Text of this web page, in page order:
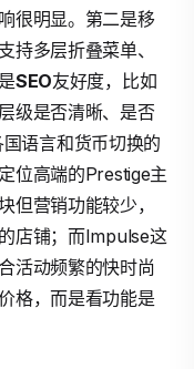
很明显。第二是移
持多层折叠菜单、
SEO友好度，比如
级是否清晰、是否
语言和货币切换的
位高端的Prestige主
但营销功能较少，
店铺；而Impulse这
活动频繁的快时尚
格，而是看功能是